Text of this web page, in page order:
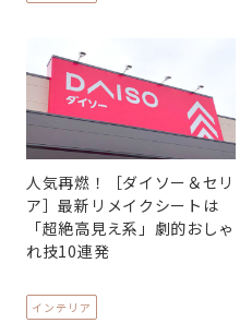
人気再燃！［ダイソー＆セリ
ア］最新リメイクシートは
「超絶高見え系」劇的おしゃ
れ技10連発
インテリア